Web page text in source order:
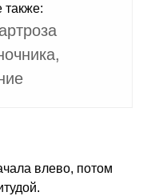
также:
влево, потом